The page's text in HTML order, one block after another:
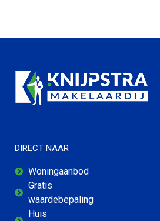
DIRECT NAAR
Woningaanbod
Gratis
waardebepaling
Huis